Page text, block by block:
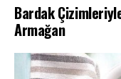
Bardak
Armağan